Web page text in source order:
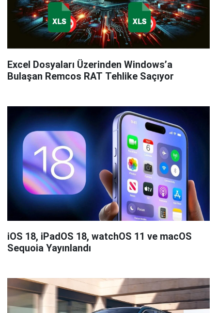
Excel Dosyaları Üzerinden Windows’a
Bulaşan Remcos RAT Tehlike Saçıyor
iOS 18, iPadOS 18, watchOS 11 ve macOS
Sequoia Yayınlandı